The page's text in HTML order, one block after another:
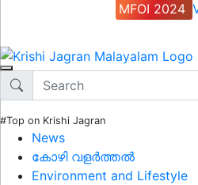
MFOI 2024
#Top on Krishi Jagran
News
കോഴി വളർത്തൽ
Environment and Lifestyle